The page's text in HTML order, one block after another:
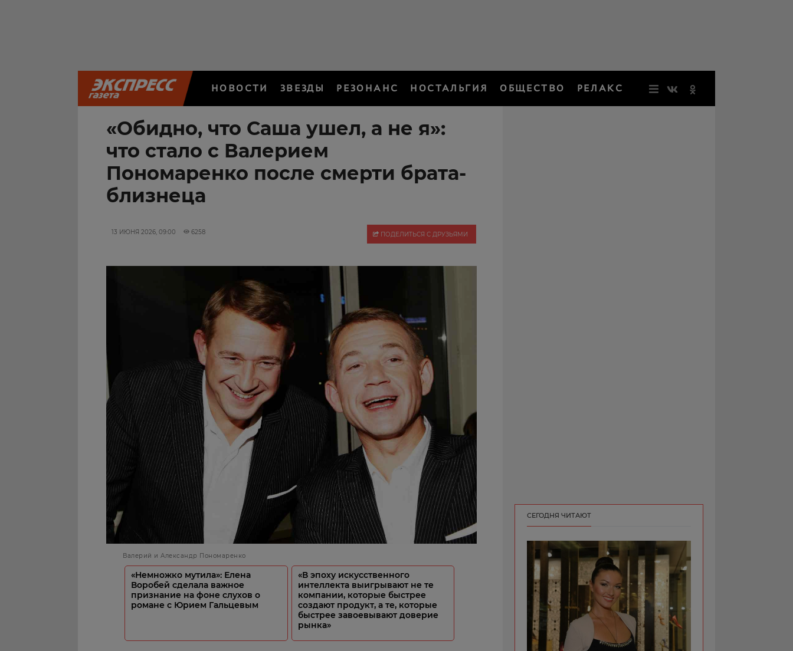
НОВОСТИ ЗВЕЗДЫ РЕЗОНАНС НОСТАЛЬГИЯ ОБЩЕСТВО РЕЛАКС
«Обидно, что Саша ушел, а не я»:
что стало с Валерием
Пономаренко после смерти брата-
близнеца
13 ИЮНЯ 2026, 09:00 6258 ПОДЕЛИТЬСЯ С ДРУЗЬЯМИ
Валерий и Александр Пономаренко
«Немножко мутила»: Елена
Воробей сделала важное
признание на фоне слухов о
романе с Юрием Гальцевым
«В эпоху искусственного
интеллекта выигрывают не те
компании, которые быстрее
создают продукт, а те, которые
быстрее завоевывают доверие
рынка»
СЕГОДНЯ ЧИТАЮТ